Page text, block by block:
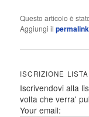
Questo articolo è
Aggiungi ilpermalink
ISCRIZIONE
Iscrivendovi alla
volta che verra'
Your email: